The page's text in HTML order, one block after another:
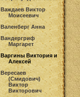
Важдаев Виктор
Моисеевич
Валенберг Анна
Вандергриф
Маргарет
Варгины Виктория и
Алексей
Вересаев
(Смидович)
Виктор
Викторович